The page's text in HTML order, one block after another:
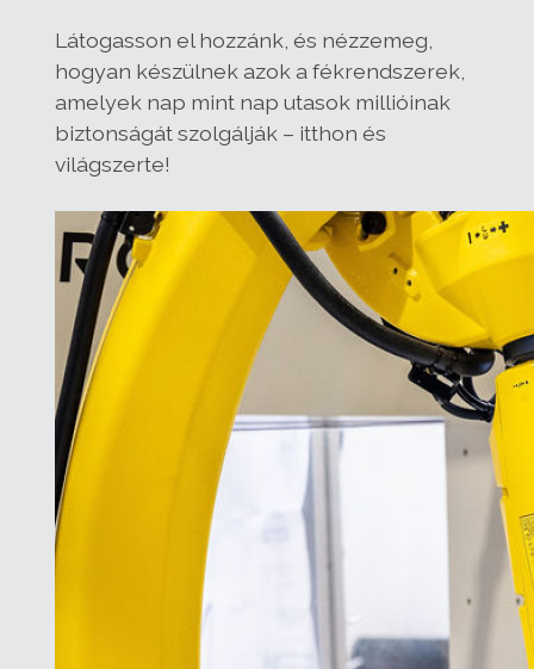
Látogasson el hozzánk, és nézzemeg,
hogyan készülnek azok a fékrendszerek,
amelyek nap mint nap utasok millióinak
biztonságát szolgálják – itthon és
világszerte!